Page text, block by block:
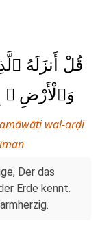
قُلْ أَنزَلَهُ
وَٱلْأَرْضِ
wal-arḍi
Der das
Erde kennt.